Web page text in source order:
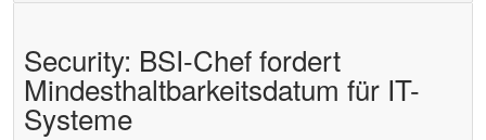
Security: BSI-Chef fordert
Mindesthaltbarkeitsdatum für IT-
Systeme